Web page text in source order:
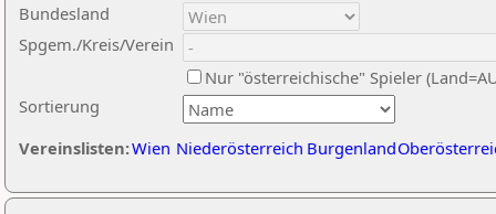
Sortierung
Bundesland
Spgem./Kreis/Verein
Nur "österreichische" Spieler
Vereinslisten:Wien Niederösterreich Burgenland